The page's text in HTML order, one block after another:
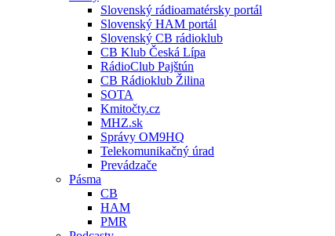
Slovenský rádioamatérsky portál
Slovenský HAM portál
Slovenský CB rádioklub
CB Klub Česká Lípa
RádioClub Pajštún
CB Rádioklub Žilina
SOTA
Kmitočty.cz
MHZ.sk
Správy OM9HQ
Telekomunikačný úrad
Prevádzače
Pásma
CB
HAM
PMR